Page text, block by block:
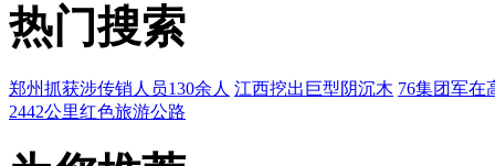
热门搜索
郑州抓获涉传销人员130余人 江西挖出巨型阴沉木 76集团军在
2442公里红色旅游公路